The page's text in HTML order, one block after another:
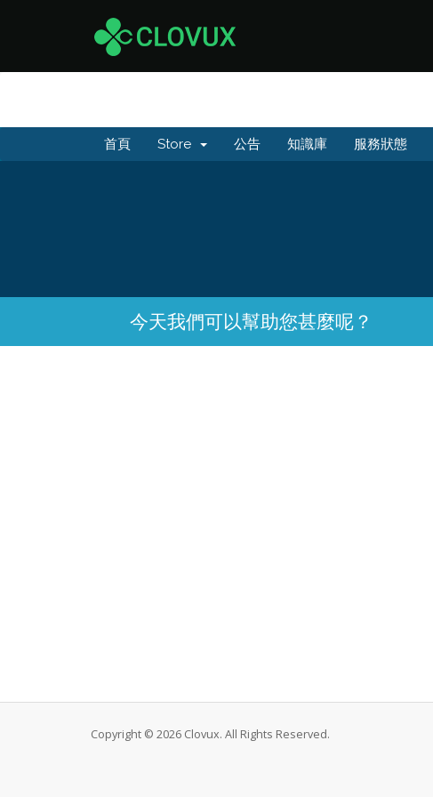
首頁 Store 公告 知識庫 服務狀態
今天我們可以幫助您甚麼呢？
Copyright © 2026 Clovux. All Rights Reserved.